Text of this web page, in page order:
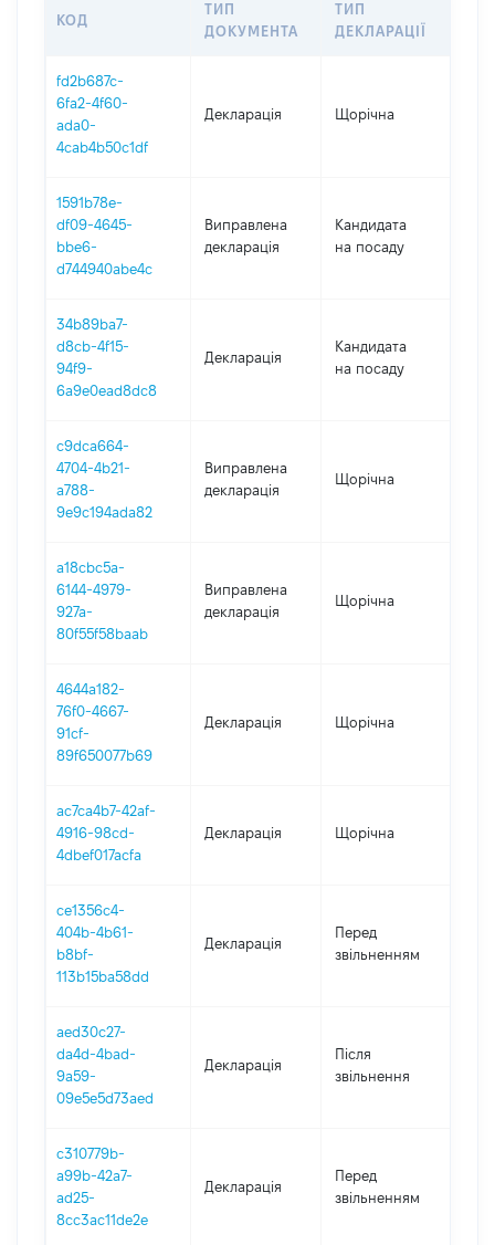
КОД
ТИП
ДОКУМЕНТА
ТИП
ДЕКЛАРАЦІЇ
fd2b687c-
6fa2-4f60-
ada0-
4cab4b50c1df
Декларація Щорічна
1591b78e-
df09-4645-
bbe6-
d744940abe4c
Виправлена
декларація
Кандидата
на посаду
34b89ba7-
d8cb-4f15-
94f9-
6a9e0ead8dc8
Декларація
Кандидата
на посаду
c9dca664-
4704-4b21-
a788-
9e9c194ada82
Виправлена
декларація
Щорічна
a18cbc5a-
6144-4979-
927a-
80f55f58baab
Виправлена
декларація
Щорічна
4644a182-
76f0-4667-
91cf-
89f650077b69
Декларація Щорічна
ac7ca4b7-42af-
4916-98cd-
4dbef017acfa
Декларація Щорічна
ce1356c4-
404b-4b61-
b8bf-
113b15ba58dd
Декларація
Перед
звільненням
aed30c27-
da4d-4bad-
9a59-
09e5e5d73aed
Декларація
Після
звільнення
c310779b-
a99b-42a7-
ad25-
8cc3ac11de2e
Декларація
Перед
звільненням